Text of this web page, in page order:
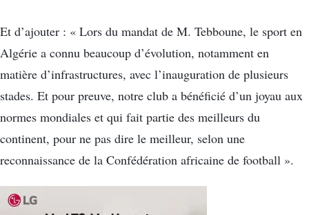
Et d’ajouter : « Lors du mandat de M. Tebboune, le sport en
Algérie a connu beaucoup d’évolution, notamment en
matière d’infrastructures, avec l’inauguration de plusieurs
stades. Et pour preuve, notre club a bénéficié d’un joyau aux
normes mondiales et qui fait partie des meilleurs du
continent, pour ne pas dire le meilleur, selon une
reconnaissance de la Confédération africaine de football ».